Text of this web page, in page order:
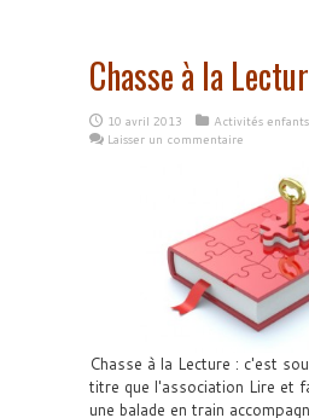
Chasse à la
10 avril 2013
Activités
Laisser un commentaire
Chasse à la Lecture : c'est
titre que l'association Lire et
une balade en train